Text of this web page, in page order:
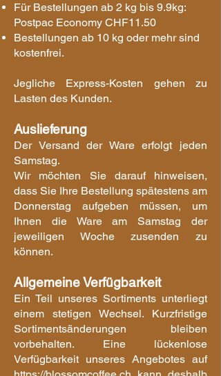
Für Bestellungen ab 2 kg bis 9.9kg:
Postpac Economy CHF11.50
Bestellungen ab 10 kg oder mehr sind
kostenfrei.
Jegliche Express-Kosten gehen zu
Lasten des Kunden.
Auslieferung
Der Versand der Ware erfolgt jeden
Samstag.
Wir möchten Sie darauf hinweisen,
dass Sie Ihre Bestellung spätestens am
Donnerstag aufgeben müssen, um
Ihnen die Ware am Samstag der
jeweiligen Woche zusenden zu
können.
Allgemeine Verfügbarkeit
Ein Teil unseres Sortiments unterliegt
einem stetigen Wechsel. Kurzfristige
Sortimentsänderungen bleiben
vorbehalten. Eine lückenlose
Verfügbarkeit unseres Angebotes auf